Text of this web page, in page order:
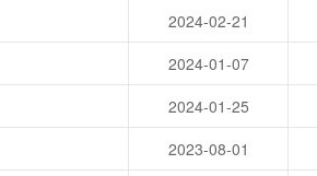
2024-02-21
2024-01-07
2024-01-25
2023-08-01